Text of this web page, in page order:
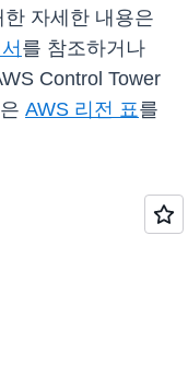
자세한 내용은
를 참조하거나
Control Tower
AWS 리전 표를